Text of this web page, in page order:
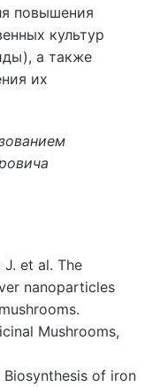
повышения
культур
а также
их
J. et al. The
nanoparticles
Mushrooms,
Biosynthesis of iron